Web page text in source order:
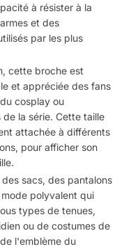
à résister à la
et des
par les plus
cette broche est
et appréciée des fans
cosplay ou
la série. Cette taille
attachée à différents
pour afficher son
sacs, des pantalons
polyvalent qui
types de tenues,
ou de costumes de
l'emblème du